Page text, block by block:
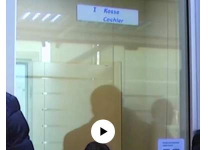
No media source currently available